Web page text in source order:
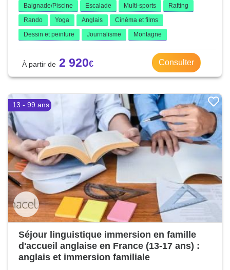
Baignade/Piscine Escalade Multi-sports
Rafting
Rando
Yoga Anglais
Cinéma et films
Dessin et peinture
Journalisme Montagne
2 920 Consulter
13 - 99 ans
Séjour linguistique immersion en famille
d'accueil anglaise en France (13-17 ans) :
anglais et immersion familiale